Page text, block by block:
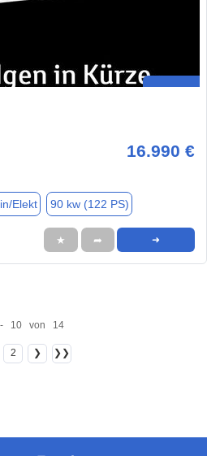
16.990 €
Elekt 90 kw (122 PS)
★ ➦ ➜
10 von 14
2 ❯ ❯❯